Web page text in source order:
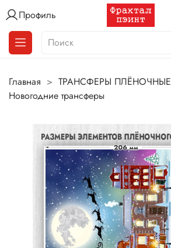
Профиль
Главная
ТРАНСФЕРЫ ПЛЁНОЧНЫЕ
Новогодние трансферы